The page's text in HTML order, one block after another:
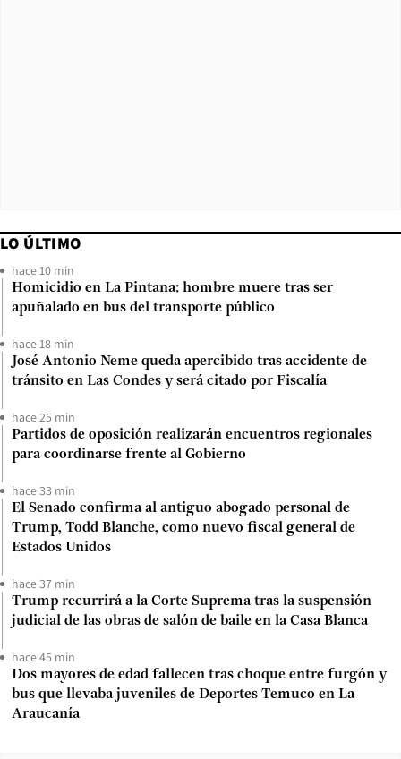
LO ÚLTIMO
hace 10 min
Homicidio en La Pintana: hombre muere tras ser
apuñalado en bus del transporte público
hace 18 min
José Antonio Neme queda apercibido tras accidente de
tránsito en Las Condes y será citado por Fiscalía
hace 25 min
Partidos de oposición realizarán encuentros regionales
para coordinarse frente al Gobierno
hace 33 min
El Senado confirma al antiguo abogado personal de
Trump, Todd Blanche, como nuevo fiscal general de
Estados Unidos
hace 37 min
Trump recurrirá a la Corte Suprema tras la suspensión
judicial de las obras de salón de baile en la Casa Blanca
hace 45 min
Dos mayores de edad fallecen tras choque entre furgón y
bus que llevaba juveniles de Deportes Temuco en La
Araucanía